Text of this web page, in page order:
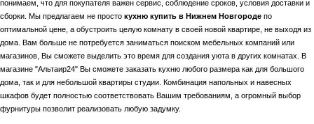
понимаем, что для покупателя важен сервис, соблюдение сроков, условия доставки и
сборки. Мы предлагаем не просто кухню купить в Нижнем Новгороде по
оптимальной цене, а обустроить целую комнату в своей новой квартире, не выходя из
дома. Вам больше не потребуется заниматься поиском мебельных компаний или
магазинов, Вы сможете выделить это время для создания уюта в других комнатах. В
магазине "Альтаир24" Вы сможете заказать кухню любого размера как для большого
дома, так и для небольшой квартиры студии. Комбинация напольных и навесных
шкафов будет полностью соответствовать Вашим требованиям, а огромный выбор
фурнитуры позволит реализовать любую задумку.